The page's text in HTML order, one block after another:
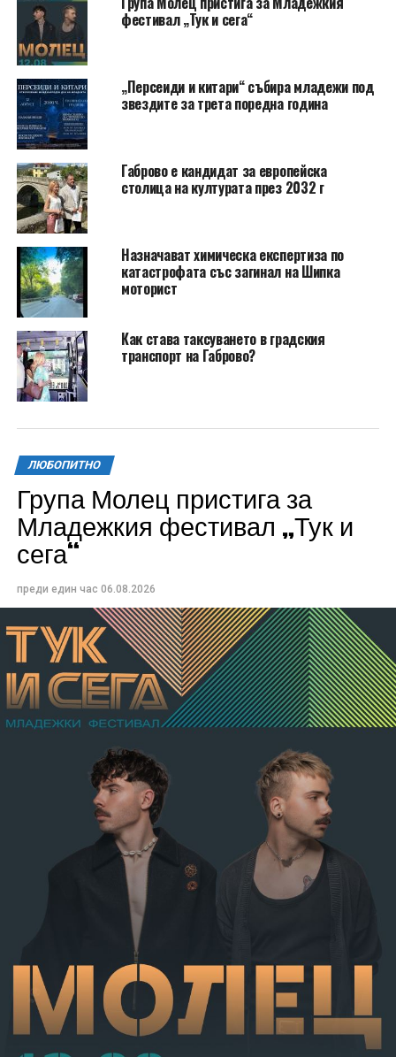
фестивал „Тук и сега“
„Персеиди и китари“ събира младежи под
звездите за трета поредна година
Габрово е кандидат за европейска
столица на културата през 2032 г
Назначават химическа експертиза по
катастрофата със загинал на Шипка
моторист
Как става таксуването в градския
транспорт на Габрово?
ЛЮБОПИТНО
Група Молец пристига за
Младежкия фестивал „Тук и
сега“
преди един час 06.08.2026